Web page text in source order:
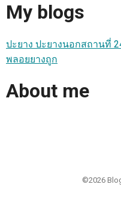
My blogs
ปะยาง ปะยางนอกสถานที่
พลอยยางถูก
About me
©2026